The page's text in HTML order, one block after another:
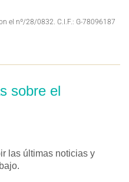
el nº/28/0832. C.I.F.: G-78096187
sobre el
las últimas noticias y